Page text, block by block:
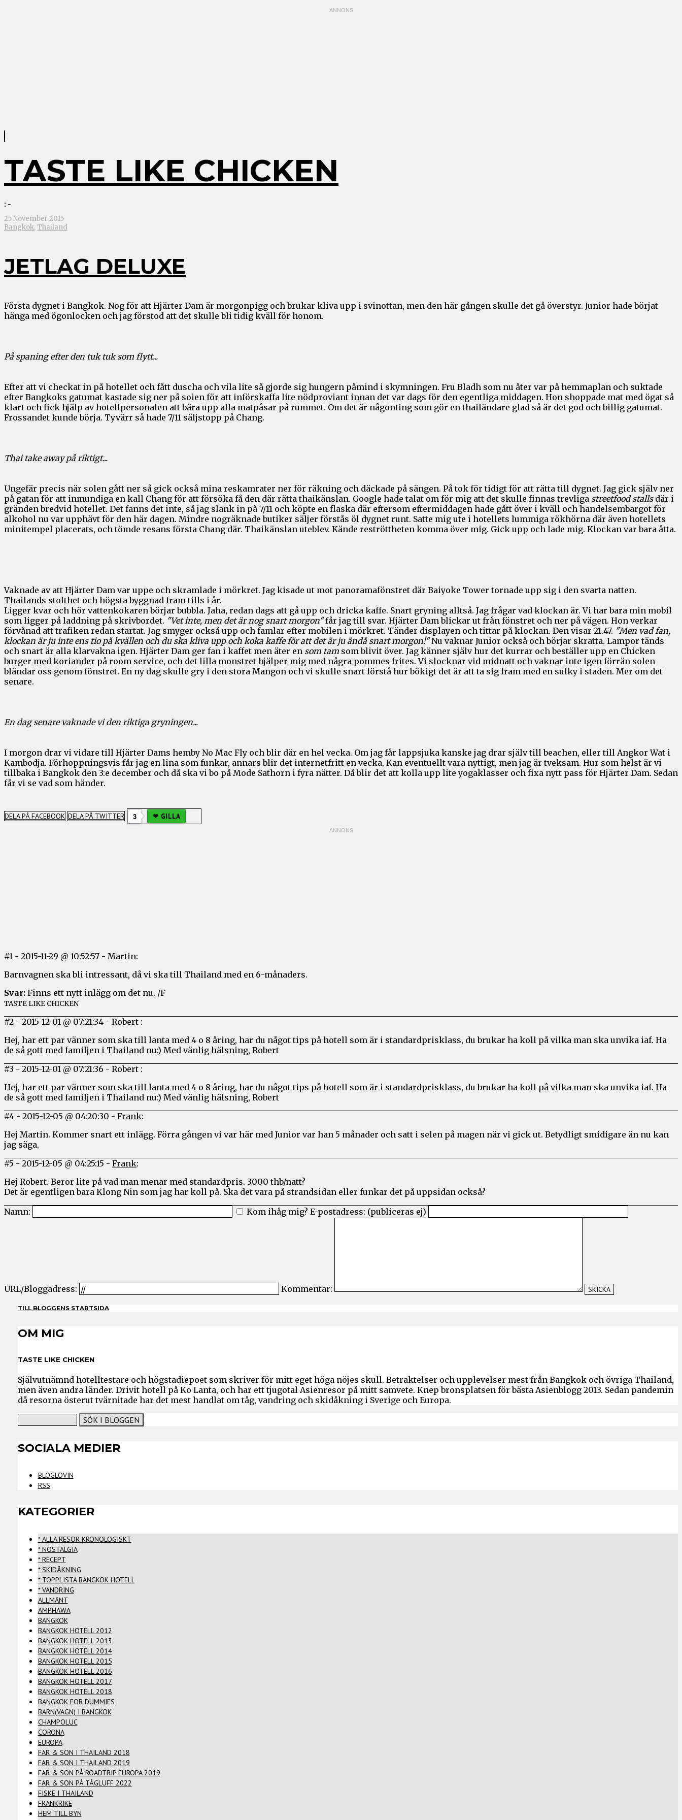
TASTE LIKE CHICKEN
: -
25 November 2015
Bangkok,Thailand
JETLAG DELUXE
Första dygnet i Bangkok. Nog för att Hjärter Dam är morgonpigg och brukar kliva upp i svinottan, men den här gången skulle det gå överstyr. Junior hade börjat
hänga med ögonlocken och jag förstod att det skulle bli tidig kväll för honom.
På spaning efter den tuk tuk som flytt...
Efter att vi checkat in på hotellet och fått duscha och vila lite så gjorde sig hungern påmind i skymningen. Fru Bladh som nu åter var på hemmaplan och suktade
efter Bangkoks gatumat kastade sig ner på soien för att införskaffa lite nödproviant innan det var dags för den egentliga middagen. Hon shoppade mat med ögat så
klart och fick hjälp av hotellpersonalen att bära upp alla matpåsar på rummet. Om det är någonting som gör en thailändare glad så är det god och billig gatumat.
Frossandet kunde börja. Tyvärr så hade 7/11 säljstopp på Chang.
Thai take away på riktigt...
Ungefär precis när solen gått ner så gick också mina reskamrater ner för räkning och däckade på sängen. På tok för tidigt för att rätta till dygnet. Jag gick själv ner
på gatan för att inmundiga en kall Chang för att försöka få den där rätta thaikänslan. Google hade talat om för mig att det skulle finnas trevliga streetfood stallsdär i
gränden bredvid hotellet. Det fanns det inte, så jag slank in på 7/11 och köpte en flaska där eftersom eftermiddagen hade gått över i kväll och handelsembargot för
alkohol nu var upphävt för den här dagen. Mindre nogräknade butiker säljer förstås öl dygnet runt. Satte mig ute i hotellets lummiga rökhörna där även hotellets
minitempel placerats, och tömde resans första Chang där. Thaikänslan uteblev. Kände reströttheten komma över mig. Gick upp och lade mig. Klockan var bara åtta.
Vaknade av att Hjärter Dam var uppe och skramlade i mörkret. Jag kisade ut mot panoramafönstret där Baiyoke Tower tornade upp sig i den svarta natten.
Thailands stolthet och högsta byggnad fram tills i år.
Ligger kvar och hör vattenkokaren börjar bubbla. Jaha, redan dags att gå upp och dricka kaffe. Snart gryning alltså. Jag frågar vad klockan är. Vi har bara min mobil
som ligger på laddning på skrivbordet. "Vet inte, men det är nog snart morgon"får jag till svar. Hjärter Dam blickar ut från fönstret och ner på vägen. Hon verkar
förvånad att trafiken redan startat. Jag smyger också upp och famlar efter mobilen i mörkret. Tänder displayen och tittar på klockan. Den visar 21.47. "Men vad fan,
klockan är ju inte ens tio på kvällen och du ska kliva upp och koka kaffe för att det är ju ändå snart morgon!"Nu vaknar Junior också och börjar skratta. Lampor tänds
och snart är alla klarvakna igen. Hjärter Dam ger fan i kaffet men äter en som tam som blivit över. Jag känner själv hur det kurrar och beställer upp en Chicken
burger med koriander på room service, och det lilla monstret hjälper mig med några pommes frites. Vi slocknar vid midnatt och vaknar inte igen förrän solen
bländar oss genom fönstret. En ny dag skulle gry i den stora Mangon och vi skulle snart förstå hur bökigt det är att ta sig fram med en sulky i staden. Mer om det
senare.
En dag senare vaknade vi den riktiga gryningen...
I morgon drar vi vidare till Hjärter Dams hemby No Mac Fly och blir där en hel vecka. Om jag får lappsjuka kanske jag drar själv till beachen, eller till Angkor Wat i
Kambodja. Förhoppningsvis får jag en lina som funkar, annars blir det internetfritt en vecka. Kan eventuellt vara nyttigt, men jag är tveksam. Hur som helst är vi
tillbaka i Bangkok den 3:e december och då ska vi bo på Mode Sathorn i fyra nätter. Då blir det att kolla upp lite yogaklasser och fixa nytt pass för Hjärter Dam. Sedan
får vi se vad som händer.
DELA PÅ FACEBOOK DELA PÅ TWITTER 3 GILLA
#1 - 2015-11-29 @ 10:52:57 - Martin:
Barnvagnen ska bli intressant, då vi ska till Thailand med en 6-månaders.
Svar: Finns ett nytt inlägg om det nu. /F
TASTE LIKE CHICKEN
#2 - 2015-12-01 @ 07:21:34 - Robert :
Hej, har ett par vänner som ska till lanta med 4 o 8 åring, har du något tips på hotell som är i standardprisklass, du brukar ha koll på vilka man ska unvika iaf. Ha
de så gott med familjen i Thailand nu:) Med vänlig hälsning, Robert
#3 - 2015-12-01 @ 07:21:36 - Robert :
Hej, har ett par vänner som ska till lanta med 4 o 8 åring, har du något tips på hotell som är i standardprisklass, du brukar ha koll på vilka man ska unvika iaf. Ha
de så gott med familjen i Thailand nu:) Med vänlig hälsning, Robert
#4 - 2015-12-05 @ 04:20:30 - Frank:
Hej Martin. Kommer snart ett inlägg. Förra gången vi var här med Junior var han 5 månader och satt i selen på magen när vi gick ut. Betydligt smidigare än nu kan
jag säga.
#5 - 2015-12-05 @ 04:25:15 - Frank:
Hej Robert. Beror lite på vad man menar med standardpris. 3000 thb/natt?
Det är egentligen bara Klong Nin som jag har koll på. Ska det vara på strandsidan eller funkar det på uppsidan också?
Namn:
Kom ihåg mig? E-postadress: (publiceras ej)
URL/Bloggadress: Kommentar:
TILL BLOGGENS STARTSIDA
OM MIG
TASTE LIKE CHICKEN
Självutnämnd hotelltestare och högstadiepoet som skriver för mitt eget höga nöjes skull. Betraktelser och upplevelser mest från Bangkok och övriga Thailand,
men även andra länder. Drivit hotell på Ko Lanta, och har ett tjugotal Asienresor på mitt samvete. Knep bronsplatsen för bästa Asienblogg 2013. Sedan pandemin
då resorna österut tvärnitade har det mest handlat om tåg, vandring och skidåkning i Sverige och Europa.
SOCIALA MEDIER
BLOGLOVIN
RSS
KATEGORIER
* ALLA RESOR KRONOLOGISKT
* NOSTALGIA
* RECEPT
* SKIDÅKNING
* TOPPLISTA BANGKOK HOTELL
* VANDRING
ALLMÄNT
AMPHAWA
BANGKOK
BANGKOK HOTELL 2012
BANGKOK HOTELL 2013
BANGKOK HOTELL 2014
BANGKOK HOTELL 2015
BANGKOK HOTELL 2016
BANGKOK HOTELL 2017
BANGKOK HOTELL 2018
BANGKOK FOR DUMMIES
BARN(VAGN) I BANGKOK
CHAMPOLUC
CORONA
EUROPA
FAR & SON I THAILAND 2018
FAR & SON I THAILAND 2019
FAR & SON PÅ ROADTRIP EUROPA 2019
FAR & SON PÅ TÅGLUFF 2022
FISKE I THAILAND
FRANKRIKE
HEM TILL BYN